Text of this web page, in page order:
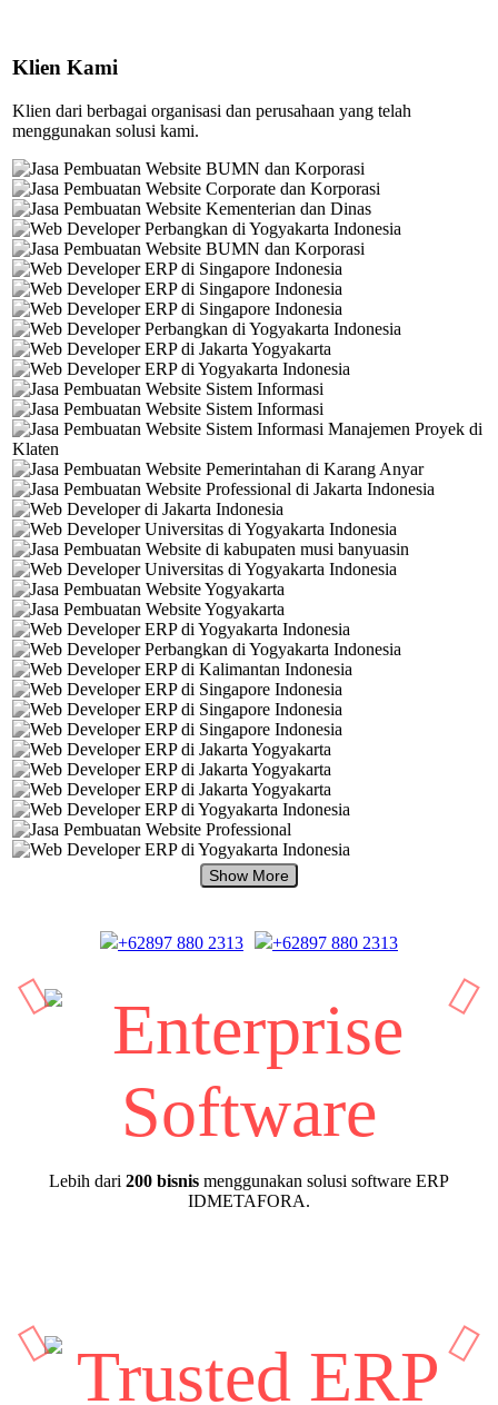
Klien Kami
Klien dari berbagai organisasi dan perusahaan yang telah
menggunakan solusi kami.
+62897 880 2313 +62897 880 2313
Lebih dari 200 bisnis menggunakan solusi software ERP
IDMETAFORA.